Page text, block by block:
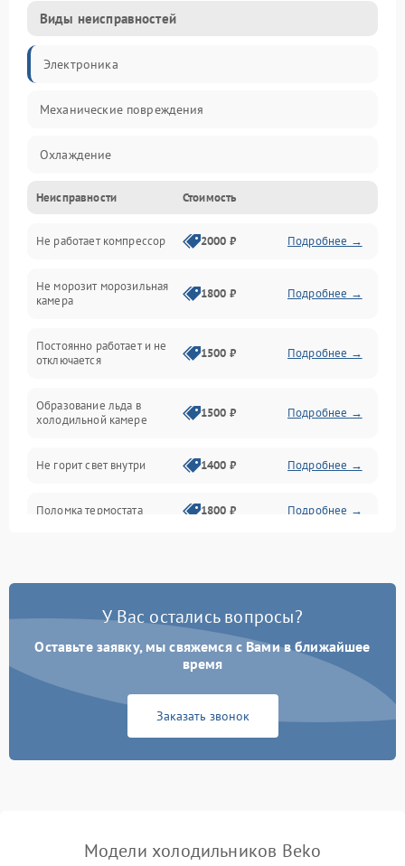
Виды неисправностей
Электроника
Механические повреждения
Охлаждение
Механика
Электропитание
Дренаж
Неисправности Стоимость
Не работает компрессор 2000 ₽ Подробнее →
Не морозит морозильная
камера
1800 ₽ Подробнее →
Постоянно работает и не
отключается
1500 ₽ Подробнее →
Образование льда в
холодильной камере
1500 ₽ Подробнее →
Не горит свет внутри 1400 ₽ Подробнее →
Поломка термостата 1800 ₽ Подробнее →
Образование конденсата
1800 ₽ Подробнее →
Сбой в работе инвертора
работе
2000 ₽ Подробнее →
У Вас остались вопросы?
Оставьте заявку, мы свяжемся с Вами в ближайшее
время
Заказать звонок
Модели холодильников Beko